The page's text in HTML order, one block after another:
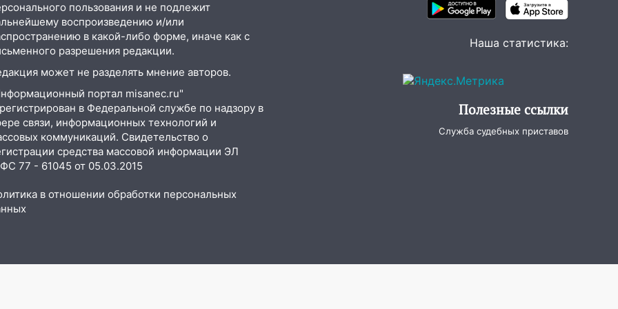
пользования и не подлежит
воспроизведению и/или
в какой-либо форме, иначе как с
разрешения редакции.
может не разделять мнение авторов.
портал misanec.ru"
в Федеральной службе по надзору в
связи, информационных технологий и
коммуникаций. Свидетельство о
средства массовой информации ЭЛ
77 - 61045 от 05.03.2015
в отношении обработки персональных
Наша статистика:
Полезные ссылки
Служба судебных приставов